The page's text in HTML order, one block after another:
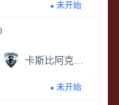
未开始
未开始